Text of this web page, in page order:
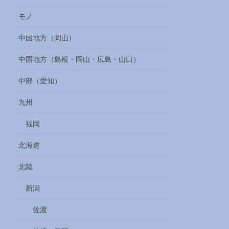
モノ
中国地方（岡山）
中国地方（島根・岡山・広島・山口）
中部（愛知）
九州
福岡
北海道
北陸
新潟
佐渡